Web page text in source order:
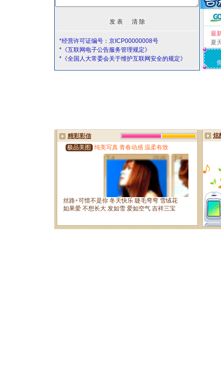
*经营许可证编号：京ICP00000008号
*《互联网电子公告服务管理规定》
*《全国人大常委会关于维护互联网安全的规定》
最
夏